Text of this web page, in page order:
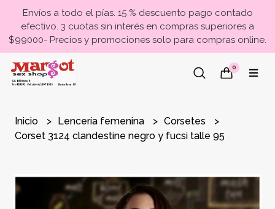
Envíos a todo el pías. 15 % descuento pago contado
efectivo. 3 cuotas sin interés en compras superiores a
$99000- Precios y promociones solo para compras online.
0
Inicio Lencería femenina
Corsetes
Corset 3124 clandestine negro y fucsi talle 95